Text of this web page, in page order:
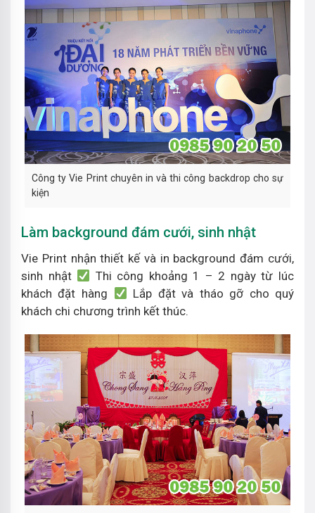
Công ty Vie Print chuyên in và thi công backdrop cho sự
kiện
Làm background đám cưới, sinh nhật
Vie Print nhận thiết kế và in background đám cưới,
sinh nhật
Thi công khoảng 1 – 2 ngày từ lúc
khách đặt hàng
Lắp đặt và tháo gỡ cho quý
khách chi chương trình kết thúc.